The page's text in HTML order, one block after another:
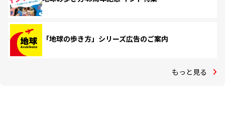
「地球の歩き方」シリーズ広告のご案内
もっと見る